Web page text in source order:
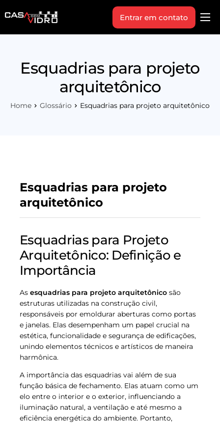
Produtos
Indique+
Entrar em contato
Esquadrias para projeto
arquitetônico
Home Glossário Esquadrias para projeto arquitetônico
Esquadrias para projeto
arquitetônico
Esquadrias para Projeto
Arquitetônico: Definição e
Importância
As esquadrias para projeto arquitetônico são
estruturas utilizadas na construção civil,
responsáveis por emoldurar aberturas como portas
e janelas. Elas desempenham um papel crucial na
estética, funcionalidade e segurança de edificações,
unindo elementos técnicos e artísticos de maneira
harmônica.
A importância das esquadrias vai além de sua
função básica de fechamento. Elas atuam como um
elo entre o interior e o exterior, influenciando a
iluminação natural, a ventilação e até mesmo a
eficiência energética do ambiente. Portanto,